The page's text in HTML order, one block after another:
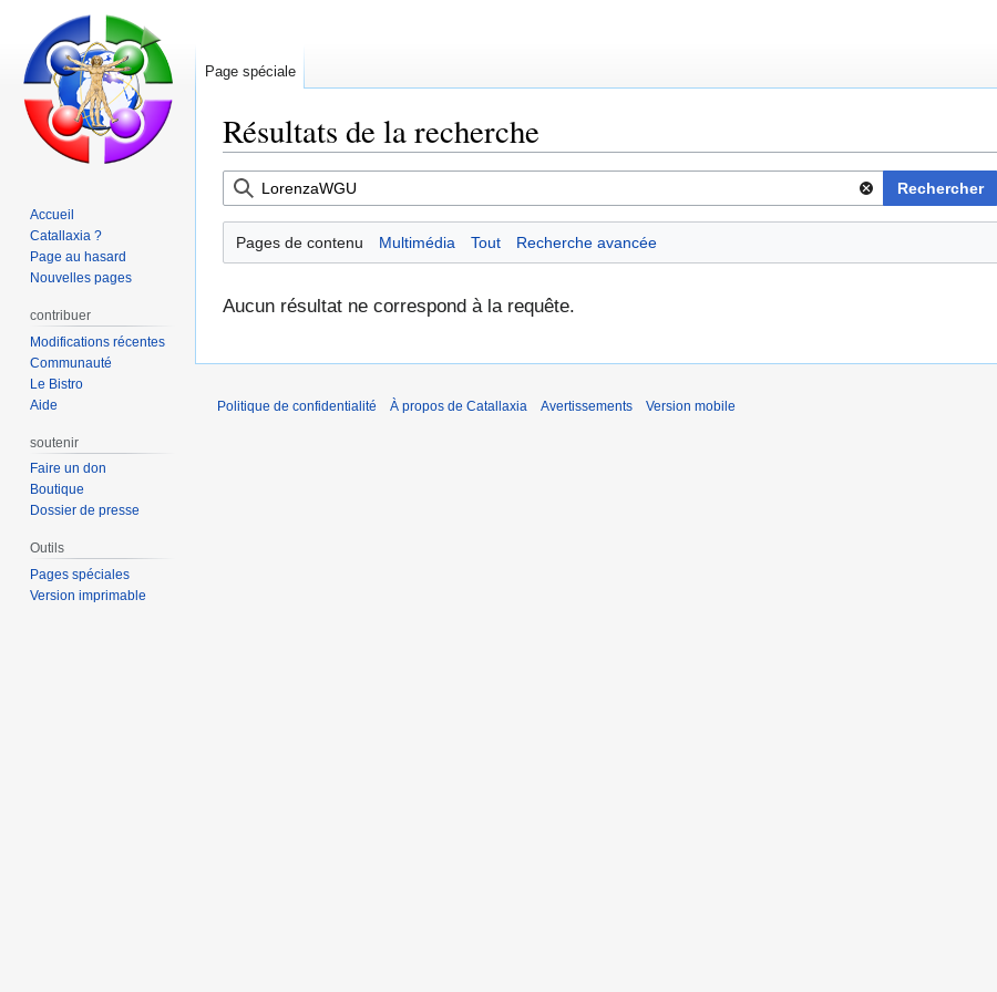
Résultats de la recherche
Aller
à
navigation
Aller
à
recherche
Rechercher
Pages de contenu Multimédia Tout Recherche avancée
Aucun résultat ne correspond à la requête.
Page spéciale
Accueil
Catallaxia ?
Page au hasard
Nouvelles pages
contribuer
Modifications récentes
Communauté
Le Bistro
Aide
soutenir
Faire un don
Boutique
Dossier de presse
Outils
Pages spéciales
Version imprimable
Politique de confidentialité À propos de Catallaxia Avertissements Version mobile